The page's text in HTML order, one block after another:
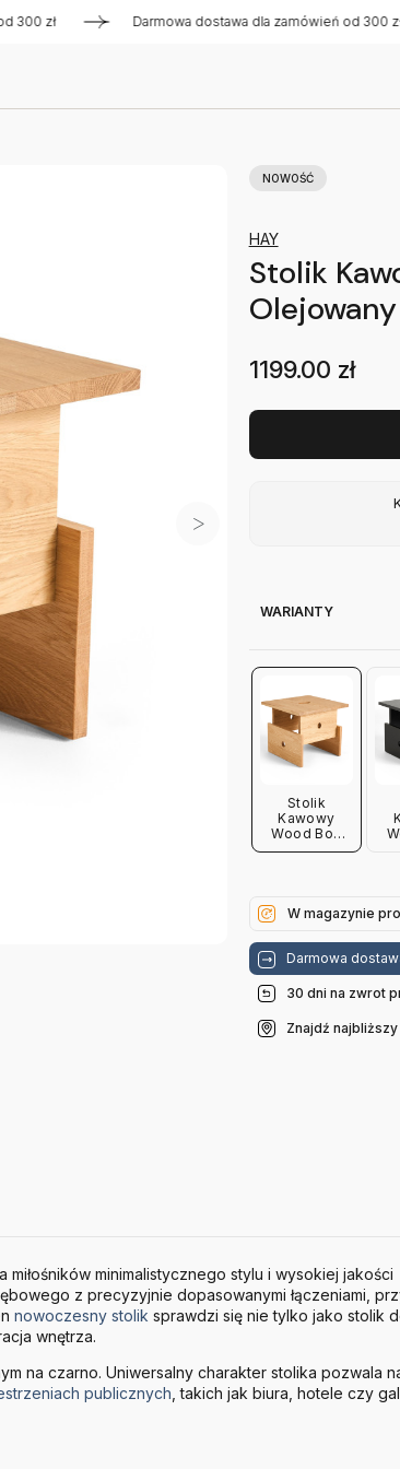
zł Darmowa dostawa dla zamówień od 300 zł
NOWOŚĆ
HAY
Stolik
1199.00 zł
WARIANTY
Stolik
Kawowy
Wood Box
Dąb
W magazynie
Darmowa
30 dni na zwrot
Znajdź najbliższy
minimalistycznego stylu i wysokiej jakości
z precyzyjnie dopasowanymi łączeniami,
nowoczesny stolik sprawdzi się nie tylko jako stolik
wnętrza.
na czarno. Uniwersalny charakter stolika pozwala
publicznych , takich jak biura, hotele czy